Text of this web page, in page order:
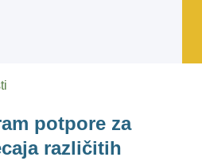
potpore za
različitih